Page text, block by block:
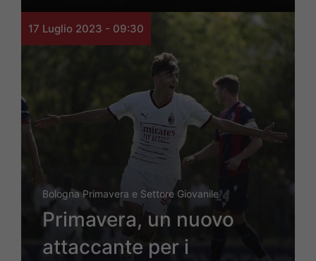
17 Luglio 2023 - 09:30
Bologna Primavera e Settore Giovanile
Primavera, un nuovo
attaccante per i